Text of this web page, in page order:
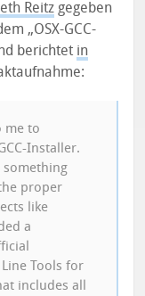
Reitz gegeben
„OSX-GCC-
berichtet in
me to
Installer.
something
proper
like
a
Tools for
includes all